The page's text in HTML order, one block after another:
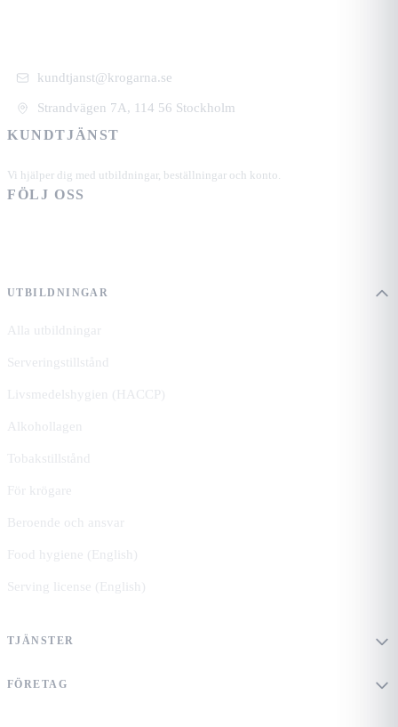
kundtjanst@krogarna.se
Strandvägen 7A, 114 56 Stockholm
KUNDTJÄNST
Vi hjälper dig med utbildningar, beställningar och konto.
FÖLJ OSS
UTBILDNINGAR
Alla utbildningar
Serveringstillstånd
Livsmedelshygien (HACCP)
Alkohollagen
Tobakstillstånd
För krögare
Beroende och ansvar
Food hygiene (English)
Serving license (English)
TJÄNSTER
FÖRETAG